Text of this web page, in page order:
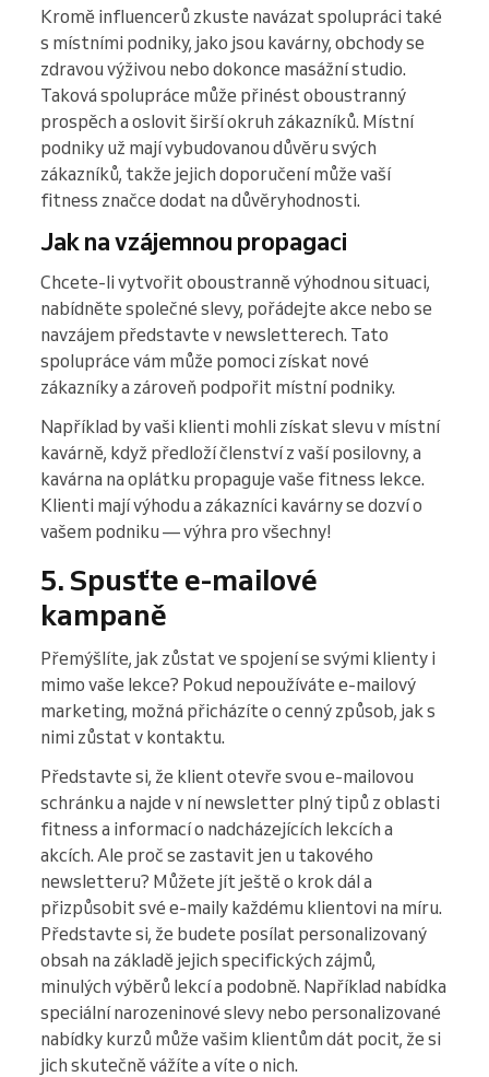
Kromě influencerů zkuste navázat spolupráci také
s místními podniky, jako jsou kavárny, obchody se
zdravou výživou nebo dokonce masážní studio.
Taková spolupráce může přinést oboustranný
prospěch a oslovit širší okruh zákazníků. Místní
podniky už mají vybudovanou důvěru svých
zákazníků, takže jejich doporučení může vaší
fitness značce dodat na důvěryhodnosti.
Jak na vzájemnou propagaci
Chcete-li vytvořit oboustranně výhodnou situaci,
nabídněte společné slevy, pořádejte akce nebo se
navzájem představte v newsletterech. Tato
spolupráce vám může pomoci získat nové
zákazníky a zároveň podpořit místní podniky.
Například by vaši klienti mohli získat slevu v místní
kavárně, když předloží členství z vaší posilovny, a
kavárna na oplátku propaguje vaše fitness lekce.
Klienti mají výhodu a zákazníci kavárny se dozví o
vašem podniku — výhra pro všechny!
5. Spusťte e-mailové
kampaně
Přemýšlíte, jak zůstat ve spojení se svými klienty i
mimo vaše lekce? Pokud nepoužíváte e-mailový
marketing, možná přicházíte o cenný způsob, jak s
nimi zůstat v kontaktu.
Představte si, že klient otevře svou e-mailovou
schránku a najde v ní newsletter plný tipů z oblasti
fitness a informací o nadcházejících lekcích a
akcích. Ale proč se zastavit jen u takového
newsletteru? Můžete jít ještě o krok dál a
přizpůsobit své e-maily každému klientovi na míru.
Představte si, že budete posílat personalizovaný
obsah na základě jejich specifických zájmů,
minulých výběrů lekcí a podobně. Například nabídka
speciální narozeninové slevy nebo personalizované
nabídky kurzů může vašim klientům dát pocit, že si
jich skutečně vážíte a víte o nich.